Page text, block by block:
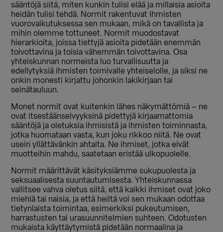
sääntöjä siitä, miten kunkin tulisi elää ja millaisia asioita
heidän tulisi tehdä. Normit rakentuvat ihmisten
vuorovaikutuksessa sen mukaan, mikä on tavallista ja
mihin olemme tottuneet. Normit muodostavat
hierarkioita, joissa tiettyjä asioita pidetään enemmän
toivottavina ja toisia vähemmän toivottavina. Osa
yhteiskunnan normeista luo turvallisuutta ja
edellytyksiä ihmisten toimivalle yhteiselolle, ja siksi ne
onkin monesti kirjattu johonkin lakikirjaan tai
seinätauluun.
Monet normit ovat kuitenkin lähes näkymättömiä – ne
ovat itsestäänselvyyksinä pidettyjä kirjaamattomia
sääntöjä ja oletuksia ihmisistä ja ihmisten toiminnasta,
jotka huomataan vasta, kun joku rikkoo niitä. Ne ovat
usein yllättävänkin ahtaita. Ne ihmiset, jotka eivät
muotteihin mahdu, saatetaan eristää ulkopuolelle.
Normit määrittävät käsityksiämme sukupuolesta ja
seksuaalisesta suuntautumisesta. Yhteiskunnassa
vallitsee vahva oletus siitä, että kaikki ihmiset ovat joko
miehiä tai naisia, ja että heiltä voi sen mukaan odottaa
tietynlaista toimintaa, esimerkiksi pukeutumisen,
harrastusten tai urasuunnitelmien suhteen. Odotusten
mukaista käyttäytymistä pidetään normaalina ja